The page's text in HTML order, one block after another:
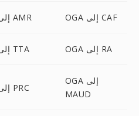
OGA إلى AMR OGA إلى CAF
OGA إلى TTA OGA إلى RA
OGA إلى PRC
OGA إلى
MAUD